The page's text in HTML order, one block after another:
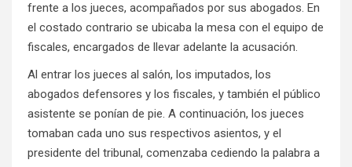
frente a los jueces, acompañados por sus abogados. En
el costado contrario se ubicaba la mesa con el equipo de
fiscales, encargados de llevar adelante la acusación.
Al entrar los jueces al salón, los imputados, los
abogados defensores y los fiscales, y también el público
asistente se ponían de pie. A continuación, los jueces
tomaban cada uno sus respectivos asientos, y el
presidente del tribunal, comenzaba cediendo la palabra a